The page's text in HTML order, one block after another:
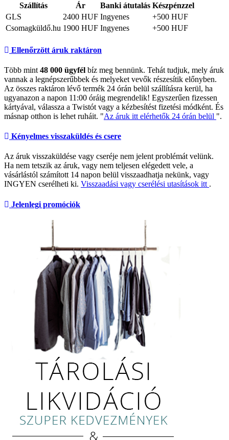
Szállítás
Ár Banki átutalás Készpénzzel
GLS
2400 HUF Ingyenes
+500 HUF
Csomagküldő.hu 1900 HUF Ingyenes +500 HUF
Ellenőrzött áruk raktáron
Több mint 48 000 ügyfél bíz meg bennünk. Tehát tudjuk, mely áruk
vannak a legnépszerűbbek és melyeket vevők részesítik előnyben.
Az összes raktáron lévő termék 24 órán belül szállításra kerül, ha
ugyanazon a napon 11:00 óráig megrendelik! Egyszerűen fizessen
kártyával, válassza a Twistót vagy a kézbesítést fizetési módként. És
másnap otthon is lehet ruháit. "Az áruk itt elérhetők 24 órán belül ".
Kényelmes visszaküldés és csere
Az áruk visszaküldése vagy cseréje nem jelent problémát velünk.
Ha nem tetszik az áruk, vagy nem teljesen elégedett vele, a
vásárlástól számított 14 napon belül visszaadhatja nekünk, vagy
INGYEN cserélheti ki. Visszaadási vagy cserélési utasítások itt .
Jelenlegi promóciók